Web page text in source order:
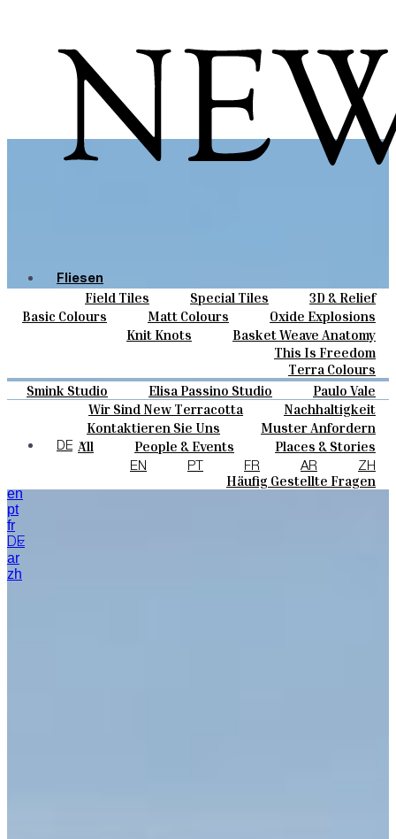
Fliesen
Field Tiles Special Tiles
3D & Relief
Hand Painted
Bold Pattern
Parquet Bisque
Natural Cotto
Smink Studio
Elisa Passino
Paulo Vale
Farben
Basic Colours Matt Colours
Oxide Explosions
Special Firing
Vintage Metallics
Dry Colours
Terra Colours
Keramik
Knit Knots
Basket Weave Anatomy
This Is Freedom
Maßanfertigungen
Smink Studio Elisa Passino Studio Paulo Vale
Über Uns
Wir Sind New Terracotta
Nachhaltigkeit
Portugiesisches Vermächtnis
Kontakte
Kontaktieren Sie Uns
Muster Anfordern
Kaufmöglichkeiten
Kataloge U Technische Spezifikationen
Häufig Gestellte Fragen
Journal
All People & Events
Places & Stories
Materials & Sustainability
Inspiration & Culture
DE
EN PT FR AR ZH
en
pt
fr
DE
ar
zh